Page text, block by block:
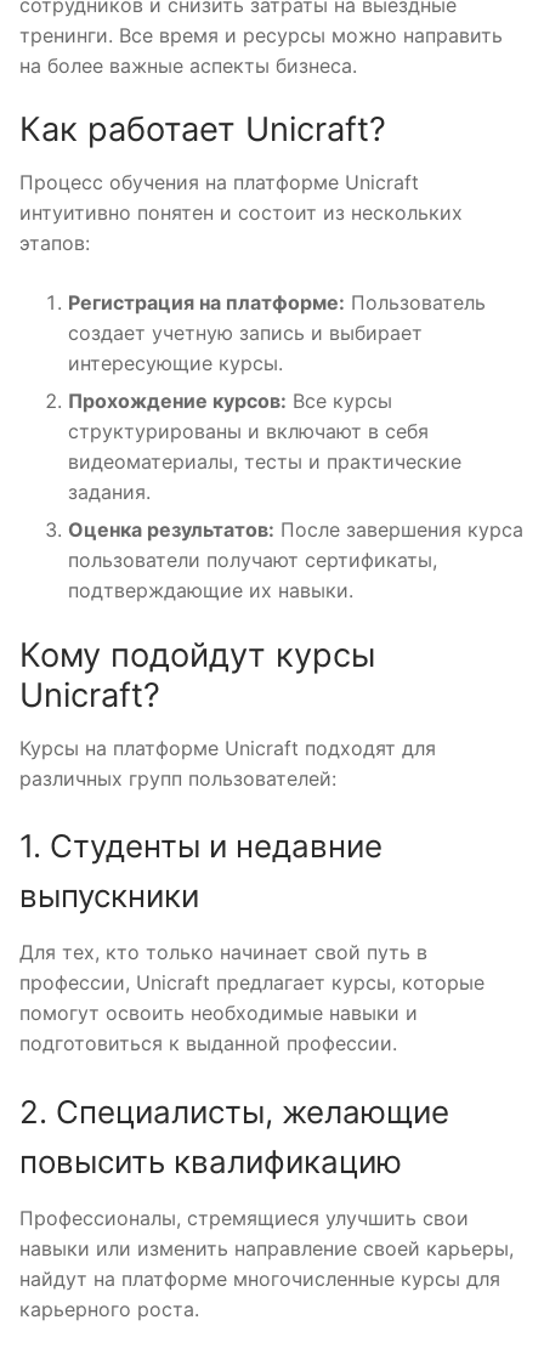
сотрудников и снизить затраты на выездные
тренинги. Все время и ресурсы можно направить
на более важные аспекты бизнеса.
Как работает Unicraft?
Процесс обучения на платформе Unicraft
интуитивно понятен и состоит из нескольких
этапов:
Регистрация на платформе: Пользователь
создает учетную запись и выбирает
интересующие курсы.
Прохождение курсов: Все курсы
структурированы и включают в себя
видеоматериалы, тесты и практические
задания.
Оценка результатов: После завершения курса
пользователи получают сертификаты,
подтверждающие их навыки.
Кому подойдут курсы
Unicraft?
Курсы на платформе Unicraft подходят для
различных групп пользователей:
1. Студенты и недавние
выпускники
Для тех, кто только начинает свой путь в
профессии, Unicraft предлагает курсы, которые
помогут освоить необходимые навыки и
подготовиться к выданной профессии.
2. Специалисты, желающие
повысить квалификацию
Профессионалы, стремящиеся улучшить свои
навыки или изменить направление своей карьеры,
найдут на платформе многочисленные курсы для
карьерного роста.